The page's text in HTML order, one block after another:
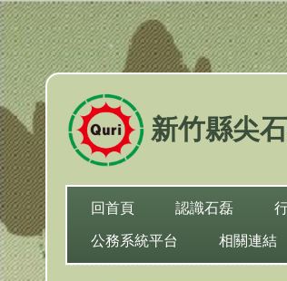
跳
到
主
要
內
容
區
新竹縣尖
回首頁 認識石磊
公務系統平台 相關連結